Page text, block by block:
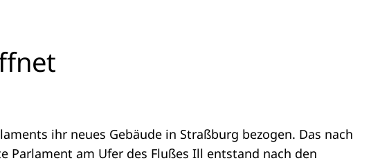
ihr neues Gebäude in Straßburg bezogen. Das nach
Parlament am Ufer des Flußes Ill entstand nach den